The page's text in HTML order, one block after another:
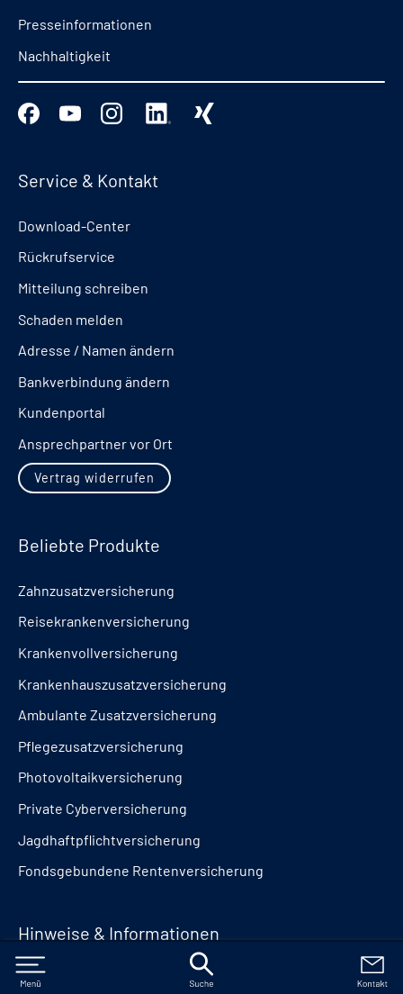
Presseinformationen
Nachhaltigkeit
Service & Kontakt
Download-Center
Rückrufservice
Mitteilung schreiben
Schaden melden
Adresse / Namen ändern
Bankverbindung ändern
Kundenportal
Ansprechpartner vor Ort
Vertrag widerrufen
Beliebte Produkte
Zahnzusatzversicherung
Reisekrankenversicherung
Krankenvollversicherung
Krankenhauszusatzversicherung
Ambulante Zusatzversicherung
Pflegezusatzversicherung
Photovoltaikversicherung
Private Cyberversicherung
Jagdhaftpflichtversicherung
Fondsgebundene Rentenversicherung
Hinweise & Informationen
Impressum